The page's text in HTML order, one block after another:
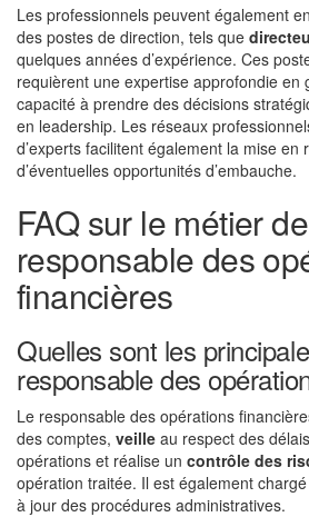
Les professionnels peuvent également
des postes de direction, tels que
quelques années d’expérience. Ces
requièrent une expertise approfondie en
capacité à prendre des décisions
en leadership. Les réseaux
d’experts facilitent également la mise en
d’éventuelles opportunités d’embauche.
FAQ sur le métier de
responsable des
financières
Quelles sont les
responsable des
Le responsable des opérations
des comptes, veille au respect des
opérations et réalise un contrôle des
opération traitée. Il est également
à jour des procédures administratives.